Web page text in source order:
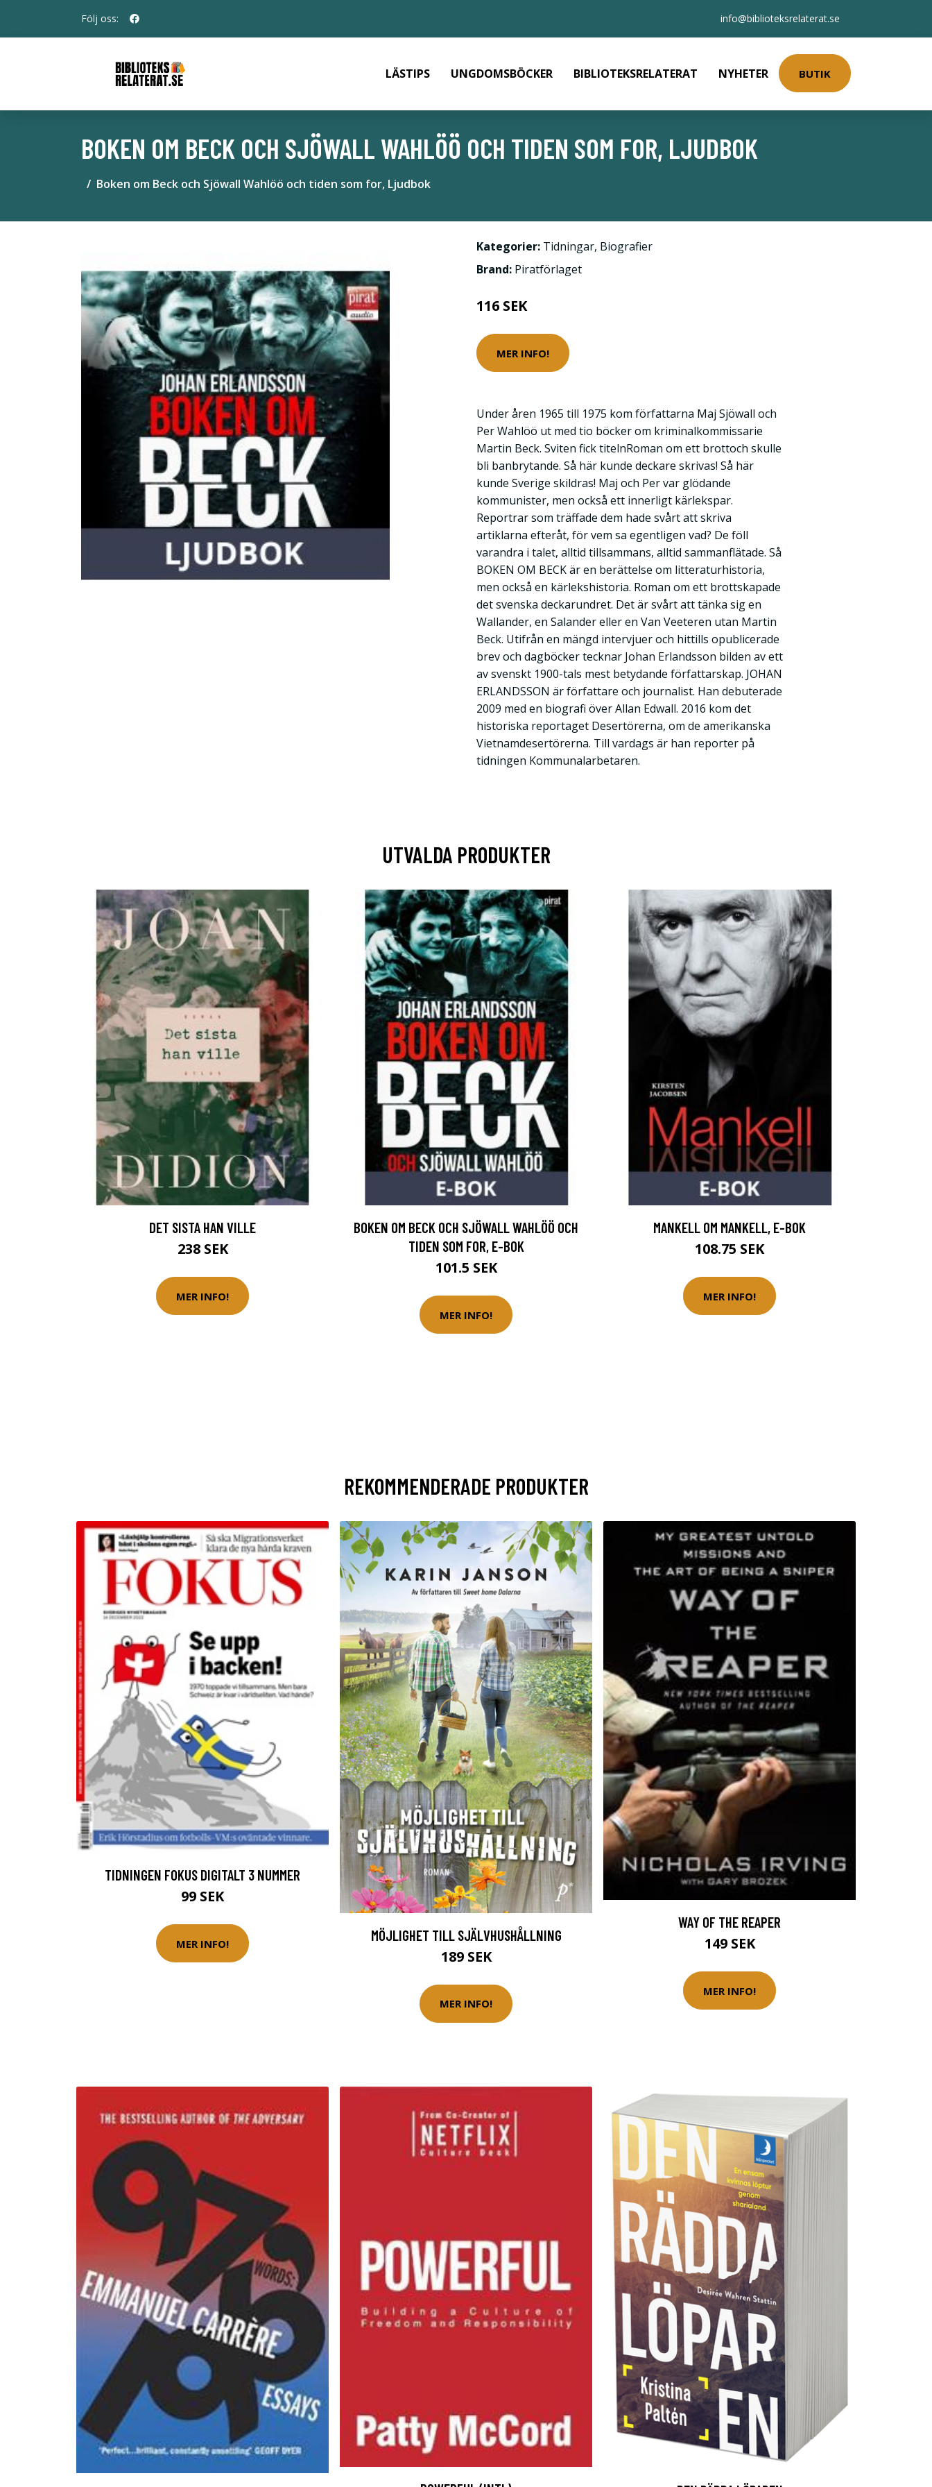
Följ oss: info@biblioteksrelaterat.se
LÄSTIPS UNGDOMSBÖCKER BIBLIOTEKSRELATERAT NYHETER BUTIK
BOKEN OM BECK OCH SJÖWALL WAHLÖÖ OCH TIDEN SOM FOR, LJUDBOK
Boken om Beck och Sjöwall Wahlöö och tiden som for, Ljudbok
Kategorier: Tidningar, Biografier
Brand: Piratförlaget
116 SEK
MER INFO!
Under åren 1965 till 1975 kom författarna Maj Sjöwall och
Per Wahlöö ut med tio böcker om kriminalkommissarie
Martin Beck. Sviten fick titelnRoman om ett brottoch skulle
bli banbrytande. Så här kunde deckare skrivas! Så här
kunde Sverige skildras! Maj och Per var glödande
kommunister, men också ett innerligt kärlekspar.
Reportrar som träffade dem hade svårt att skriva
artiklarna efteråt, för vem sa egentligen vad? De föll
varandra i talet, alltid tillsammans, alltid sammanflätade. Så
BOKEN OM BECK är en berättelse om litteraturhistoria,
men också en kärlekshistoria. Roman om ett brottskapade
det svenska deckarundret. Det är svårt att tänka sig en
Wallander, en Salander eller en Van Veeteren utan Martin
Beck. Utifrån en mängd intervjuer och hittills opublicerade
brev och dagböcker tecknar Johan Erlandsson bilden av ett
av svenskt 1900-tals mest betydande författarskap. JOHAN
ERLANDSSON är författare och journalist. Han debuterade
2009 med en biografi över Allan Edwall. 2016 kom det
historiska reportaget Desertörerna, om de amerikanska
Vietnamdesertörerna. Till vardags är han reporter på
tidningen Kommunalarbetaren.
UTVALDA PRODUKTER
DET SISTA HAN VILLE
238 SEK
MER INFO!
BOKEN OM BECK OCH SJÖWALL WAHLÖÖ OCH
TIDEN SOM FOR, E-BOK
101.5 SEK
MER INFO!
MANKELL OM MANKELL, E-BOK
108.75 SEK
MER INFO!
REKOMMENDERADE PRODUKTER
TIDNINGEN FOKUS DIGITALT 3 NUMMER
99 SEK
MER INFO! MÖJLIGHET TILL SJÄLVHUSHÅLLNING
189 SEK
MER INFO!
WAY OF THE REAPER
149 SEK
MER INFO!